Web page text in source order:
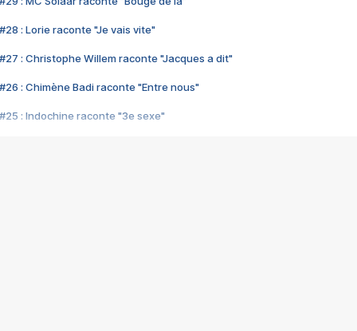
#28 : Lorie raconte "Je vais vite"
#27 : Christophe Willem raconte "Jacques a dit"
#26 : Chimène Badi raconte "Entre nous"
#25 : Indochine raconte "3e sexe"